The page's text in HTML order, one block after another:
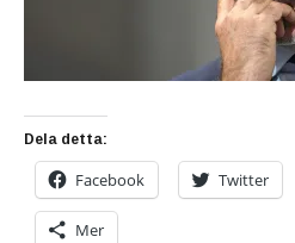
Dela detta:
Facebook Twitter
Mer